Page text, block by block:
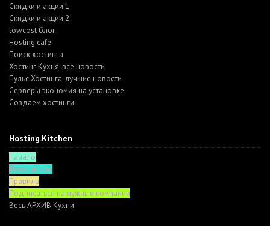
Скидки и акции 1
Скидки и акции 2
lowcost блог
Hosting.cafe
Поиск хостинга
Хостинг Кухня, все новости
Пульс Хостинга, лучшие новости
Серверы экономия на установке
Создаем хостинги
Hosting.Kitchen
Начало
Функционал
Правила
Подписаться на нужные компании
Весь АРХИВ Кухни